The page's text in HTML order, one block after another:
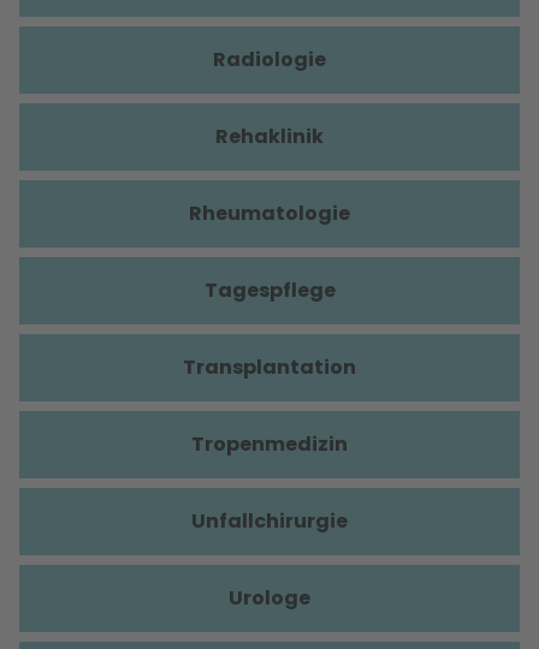
Radiologie
Rehaklinik
Rheumatologie
Tagespflege
Transplantation
Tropenmedizin
Unfallchirurgie
Urologe